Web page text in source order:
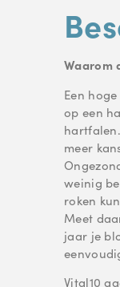
Waarom
Een
op een
meer
weinig
roken
Meet
jaar je
Vital10